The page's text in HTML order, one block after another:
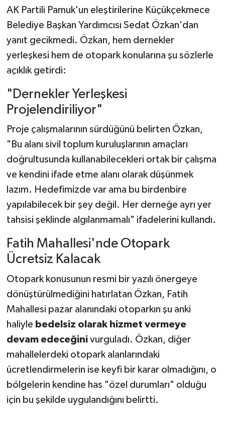
AK Partili Pamuk'un eleştirilerine Küçükçekmece
Belediye Başkan Yardımcısı Sedat Özkan'dan
yanıt gecikmedi. Özkan, hem dernekler
yerleşkesi hem de otopark konularına şu sözlerle
açıklık getirdi:
"Dernekler Yerleşkesi
Projelendiriliyor"
Proje çalışmalarının sürdüğünü belirten Özkan,
"Bu alanı sivil toplum kuruluşlarının amaçları
doğrultusunda kullanabilecekleri ortak bir çalışma
ve kendini ifade etme alanı olarak düşünmek
lazım. Hedefimizde var ama bu birdenbire
yapılabilecek bir şey değil. Her derneğe ayrı yer
tahsisi şeklinde algılanmamalı" ifadelerini kullandı.
Fatih Mahallesi'nde Otopark
Ücretsiz Kalacak
Otopark konusunun resmi bir yazılı önergeye
dönüştürülmediğini hatırlatan Özkan, Fatih
Mahallesi pazar alanındaki otoparkın şu anki
haliyle bedelsiz olarak hizmet vermeye
devam edeceğinivurguladı. Özkan, diğer
mahallelerdeki otopark alanlarındaki
ücretlendirmelerin ise keyfi bir karar olmadığını, o
bölgelerin kendine has "özel durumları" olduğu
için bu şekilde uygulandığını belirtti.